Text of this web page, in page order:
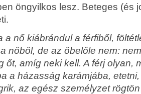
öngyilkos lesz. Beteges (és
a nő kiábrándul a férfiből,
nőből, de az őbelőle nem:
őt, amíg neki kell. A férj olyan,
a házasság karámjába,
az egész személyzet